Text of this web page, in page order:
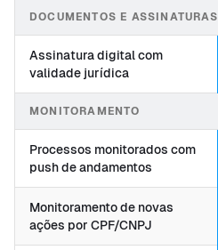
DOCUMENTOS E ASSINATURAS
Assinatura digital com
validade jurídica
MONITORAMENTO
Processos monitorados com
push de andamentos
Monitoramento de novas
ações por CPF/CNPJ